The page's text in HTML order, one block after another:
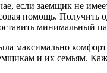
если заемщик не
помощь. Получить
минимальный
максимально
и их семьям.